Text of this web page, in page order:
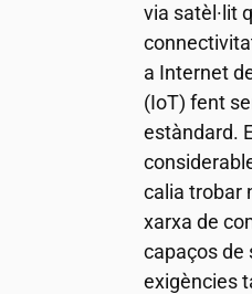
via satèl·lit
a Internet
(IoT) fent
estàndard.
calia trobar
xarxa de
capaços de
exigències